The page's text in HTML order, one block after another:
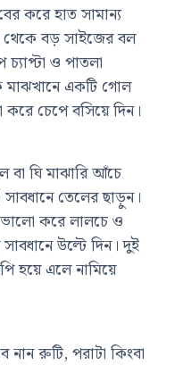
করে হাত সামান্য
থেকে বড় সাইজের বল
ও পাতলা
মাঝখানে একটি গোল
চেপে বসিয়ে দিন।
বা ঘি মাঝারি আঁচে
তেলের ছাড়ুন।
করে লালচে ও
উল্টে দিন। দুই
হয়ে এলে নামিয়ে
রুটি, পরাটা কিংবা